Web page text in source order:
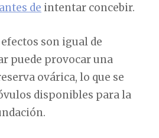
de intentar concebir.
son igual de
puede provocar una
ovárica, lo que se
disponibles para la